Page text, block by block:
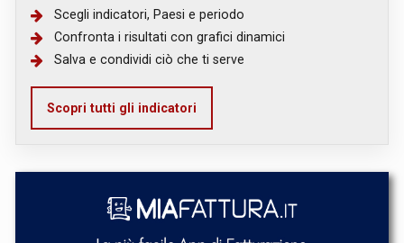
Scegli indicatori, Paesi e periodo
Confronta i risultati con grafici dinamici
Salva e condividi ciò che ti serve
Scopri tutti gli indicatori